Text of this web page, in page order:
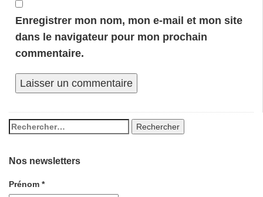
Enregistrer mon nom, mon e-mail et mon site
dans le navigateur pour mon prochain
commentaire.
Nos newsletters
Prénom *